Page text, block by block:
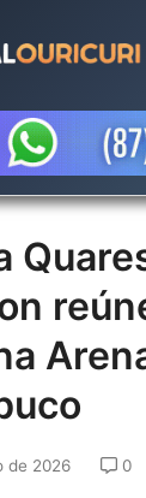
de 2026 0